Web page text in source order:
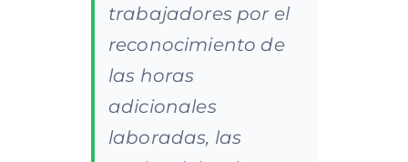
trabajadores por el
reconocimiento de
las horas
adicionales
laboradas, las